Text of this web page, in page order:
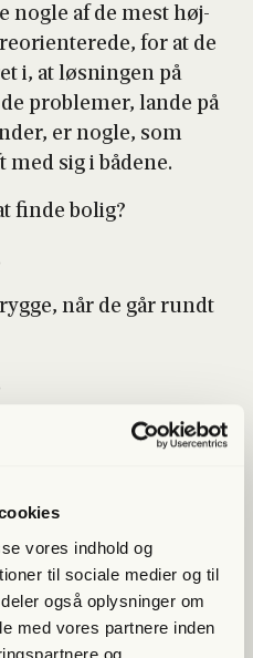
vores indhold og
til sociale medier og til
også oplysninger om
med vores partnere inden
og
nog­le af de mest høj­
for at de
i, at løs­nin­gen på
pro­ble­mer, lan­de på
er nog­le, som
sig i både­ne.
fin­de bolig?
når de går rundt
hav­de man invi­
akti­vi­ster,
der i løbet af lør­dag
og tale for­an et
5–600 på for­